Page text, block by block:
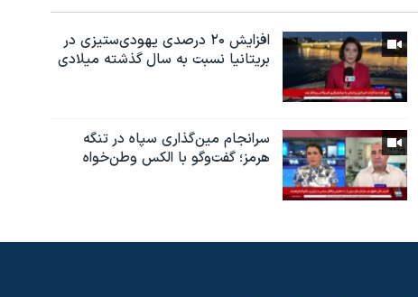
افزایش ۲۰ درصدی یهودی‌ستیزی در
بریتانیا نسبت به سال گذشته میلادی
سرانجام مین‌گذاری‌ سپاه در تنگه
هرمز؛ گفت‌وگو با الکس وطن‌خواه